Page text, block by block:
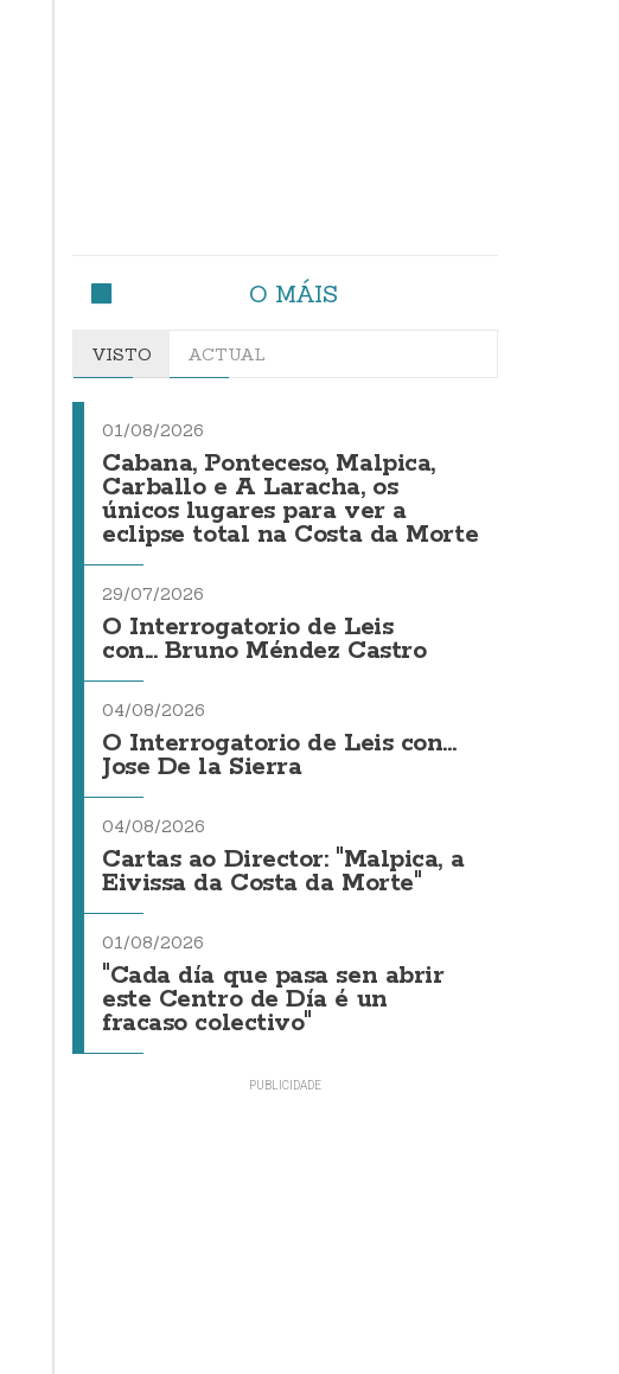
O MÁIS
VISTO ACTUAL
01/08/2026
Cabana, Ponteceso, Malpica,
Carballo e A Laracha, os
únicos lugares para ver a
eclipse total na Costa da Morte
29/07/2026
O Interrogatorio de Leis
con... Bruno Méndez Castro
04/08/2026
O Interrogatorio de Leis con...
Jose De la Sierra
04/08/2026
Cartas ao Director: "Malpica, a
Eivissa da Costa da Morte"
01/08/2026
"Cada día que pasa sen abrir
este Centro de Día é un
fracaso colectivo"